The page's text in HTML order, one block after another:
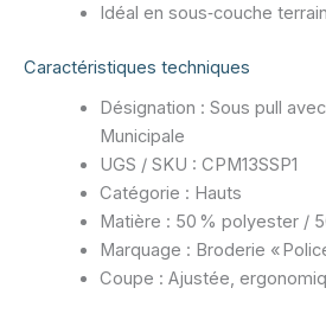
Idéal en sous‑couche terrain
Caractéristiques techniques
Désignation : Sous pull
Municipale
UGS / SKU : CPM13SSP1
Catégorie : Hauts
Matière : 50 % polyester /
Marquage : Broderie «
Coupe : Ajustée,